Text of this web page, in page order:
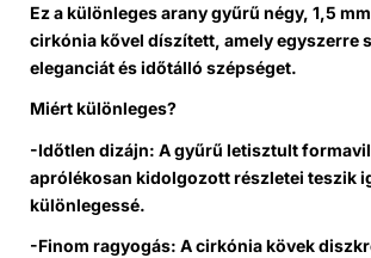
Ez a különleges arany gyűrű négy, 1,5
cirkónia kővel díszített, amely egyszerre
eleganciát és időtálló szépséget.
Miért különleges?
-Időtlen dizájn: A gyűrű letisztult
aprólékosan kidolgozott részletei teszik
különlegessé.
-Finom ragyogás: A cirkónia kövek